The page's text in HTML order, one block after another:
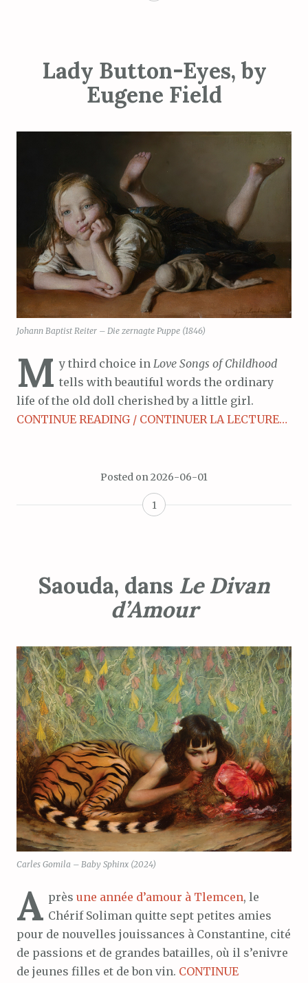
Lady Button-Eyes, by
Eugene Field
Johann Baptist Reiter – Die zernagte Puppe (1846)
M y third choice in Love Songs of Childhood
tells with beautiful words the ordinary
life of the old doll cherished by a little girl.
CONTINUE READING / CONTINUER LA LECTURE…
Posted on 2026-06-01
1
Saouda, dans Le Divan
d’Amour
Carles Gomila – Baby Sphinx (2024)
A près une année d’amour à Tlemcen, le
Chérif Soliman quitte sept petites amies
pour de nouvelles jouissances à Constantine, cité
de passions et de grandes batailles, où il s’enivre
de jeunes filles et de bon vin. CONTINUE